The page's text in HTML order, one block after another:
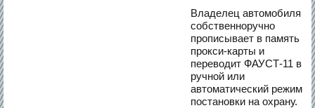
Владелец автомобиля
собственноручно
прописывает в память
прокси-карты и
переводит ФАУСТ-11 в
ручной или
автоматический режим
постановки на охрану.